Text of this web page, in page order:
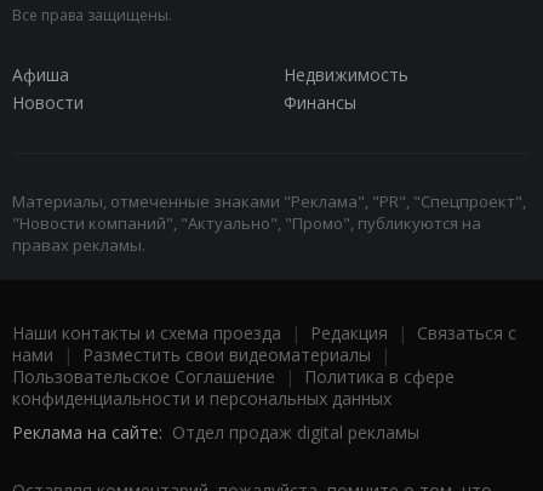
Все права защищены.
Афиша
Недвижимость
Новости
Финансы
Материалы, отмеченные знаками "Реклама", "PR", "Спецпроект",
"Новости компаний", "Актуально", "Промо", публикуются на
правах рекламы.
Наши контакты и схема проезда | Редакция | Связаться с
нами | Разместить свои видеоматериалы |
Пользовательское Соглашение |
Политика в сфере
конфиденциальности и персональных данных
Реклама на сайте: Отдел продаж digital рекламы